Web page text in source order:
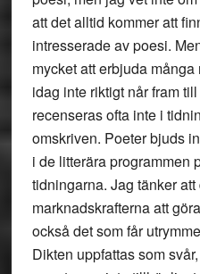
att det alltid kommer att
intresserade av poesi.
mycket att erbjuda
idag inte riktigt når fram
recenseras ofta inte i
omskriven. Poeter bjuds
i de litterära programmen
tidningarna. Jag tänker att
marknadskrafterna att
också det som får
Dikten uppfattas som